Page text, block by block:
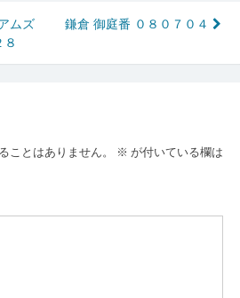
ムズ
鎌倉 御庭番 ０８０７０４
ことはありません。 ※ が付いている欄は